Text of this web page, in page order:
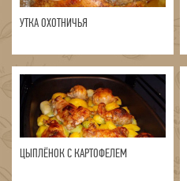
УТКА ОХОТНИЧЬЯ
ЦЫПЛЁНОК С КАРТОФЕЛЕМ